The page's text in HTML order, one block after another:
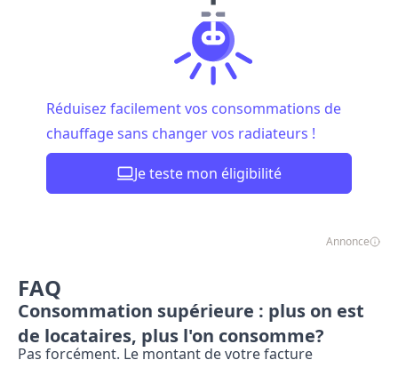
Réduisez facilement vos consommations de
chauffage sans changer vos radiateurs !
Je teste mon éligibilité
Annonce
FAQ
Consommation supérieure : plus on est
de locataires, plus l'on consomme?
Pas forcément. Le montant de votre facture